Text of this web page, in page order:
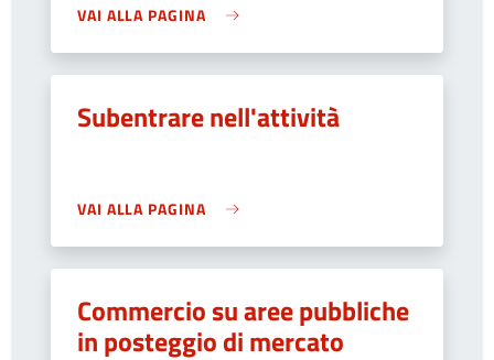
VAI ALLA PAGINA
Subentrare nell'attività
VAI ALLA PAGINA
Commercio su aree pubbliche
in posteggio di mercato